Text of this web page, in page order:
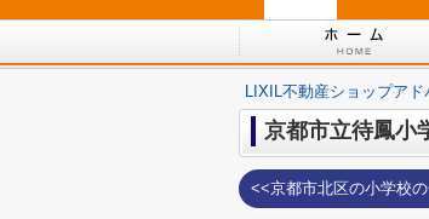
LIXIL不動産ショップア
京都市立待鳳小
<<京都市北区の小学校